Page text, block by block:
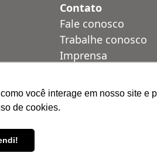
você interage em nosso site e
de cookies.
Contato
Fale conosco
Trabalhe conosco
Imprensa